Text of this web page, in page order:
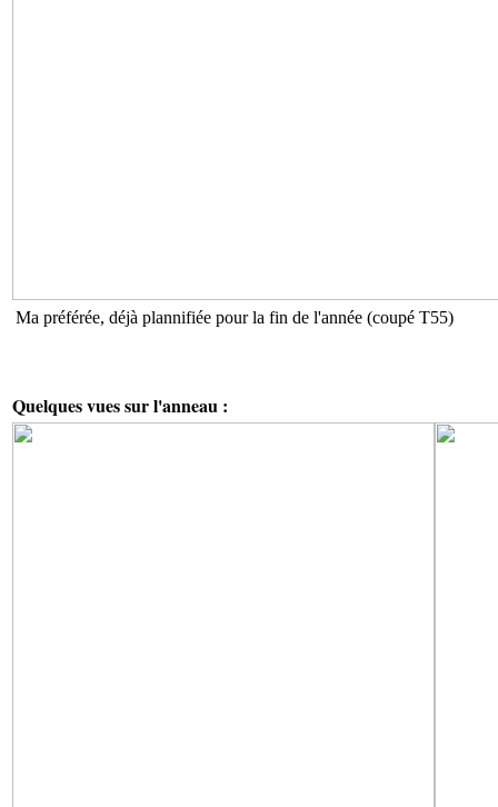
Ma préférée, déjà plannifiée pour la fin de l'année (coupé T55)
Quelques vues sur l'anneau :